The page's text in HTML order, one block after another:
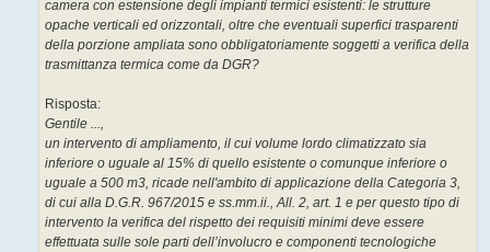
camera con estensione degli impianti termici esistenti: le strutture
opache verticali ed orizzontali, oltre che eventuali superfici trasparenti
della porzione ampliata sono obbligatoriamente soggetti a verifica della
trasmittanza termica come da DGR?
Risposta:
Gentile ...,
un intervento di ampliamento, il cui volume lordo climatizzato sia
inferiore o uguale al 15% di quello esistente o comunque inferiore o
uguale a 500 m3, ricade nell'ambito di applicazione della Categoria 3,
di cui alla D.G.R. 967/2015 e ss.mm.ii., All. 2, art. 1 e per questo tipo di
intervento la verifica del rispetto dei requisiti minimi deve essere
effettuata sulle sole parti dell’involucro e componenti tecnologiche